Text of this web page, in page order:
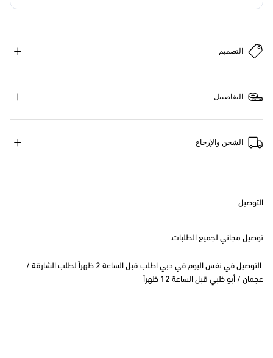
التصميم
التفاصييل
الشحن والإرجاع
التوصيل
توصيل مجاني لجميع الطلبات.
التوصيل في نفس اليوم في دبي اطلب قبل الساعة 2 ظهراً لطلب الشارقة /
عجمان / أبو ظبي قبل الساعة 12 ظهراً